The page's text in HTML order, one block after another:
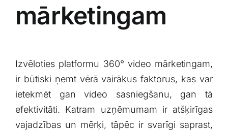
mārketingam
Izvēloties platformu 360° video mārketingam,
ir būtiski ņemt vērā⁣ vairākus faktorus, kas var
ietekmēt ⁢gan video⁢ sasniegšanu, gan tā
⁢efektivitāti. Katram uzņēmumam ir atšķirīgas
vajadzības un mērķi, tāpēc ir svarīgi saprast,